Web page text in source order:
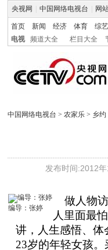
央视网 中国网络电视台 网
首页 新闻 经济 体育 综艺
电视
频道大全 栏目大全
中国网络电视台 > 农家乐 > 乡约
发布时间:2012
编导：张婷
做人物访
人里面最
讲，人生感悟、
23岁的年轻女孩